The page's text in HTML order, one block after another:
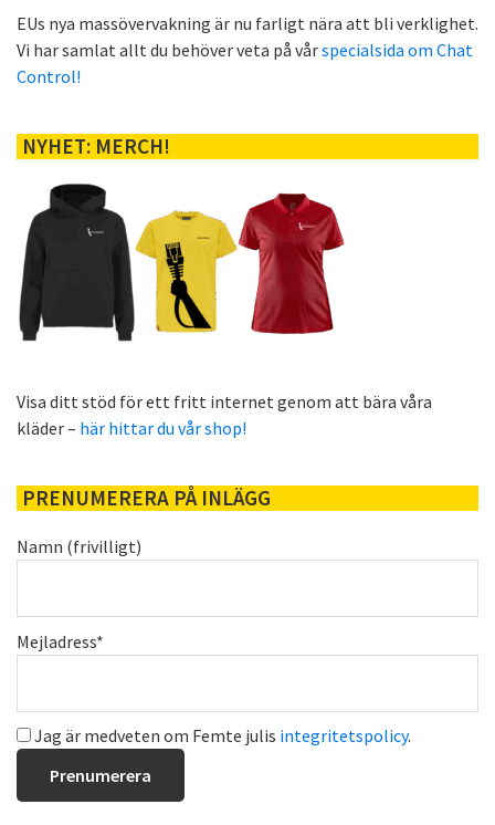
EUs nya massövervakning är nu farligt nära att bli verklighet.
Vi har samlat allt du behöver veta på vårspecialsida om Chat
Control!
NYHET: MERCH!
Visa ditt stöd för ett fritt internet genom att bära våra
kläder – här hittar du vår shop!
PRENUMERERA PÅ INLÄGG
Namn (frivilligt)
Mejladress*
Jag är medveten om Femte julis integritetspolicy.